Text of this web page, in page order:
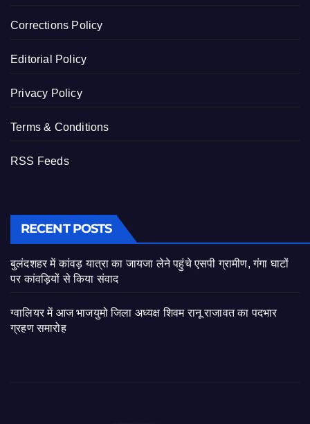
Corrections Policy
Editorial Policy
Privacy Policy
Terms & Conditions
RSS Feeds
RECENT POSTS
बुलंदशहर में कांवड़ यात्रा का जायजा लेने पहुंचे एसपी ग्रामीण, गंगा घाटों
पर कांवड़ियों से किया संवाद
ग्वालियर में आज भाजयुमो जिला अध्यक्ष शिवम रानू राजावत का पदभार
ग्रहण समारोह